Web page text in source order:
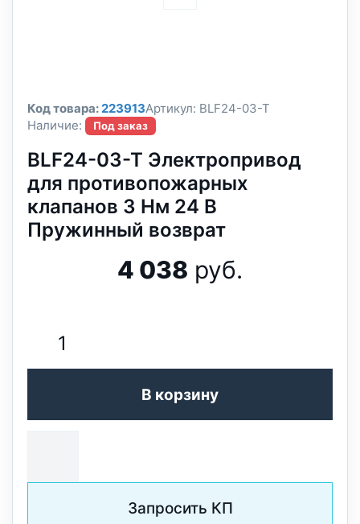
Код товара:223913Артикул: BLF24-03-T
Наличие:
Под заказ
BLF24-03-T Электропривод
для противопожарных
клапанов 3 Нм 24 В
Пружинный возврат
4 038 руб.
В корзину
Запросить КП